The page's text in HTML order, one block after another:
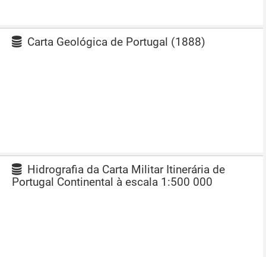
Carta Geológica de Portugal (1888)
Hidrografia da Carta Militar Itinerária de
Portugal Continental à escala 1:500 000